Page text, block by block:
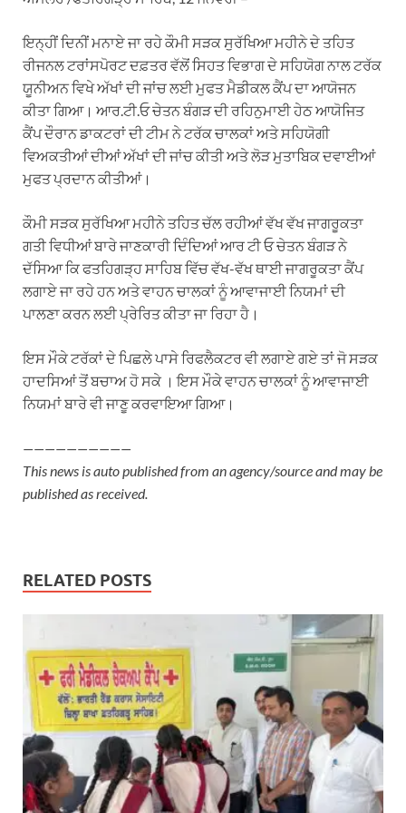
ਇਨ੍ਹੀਂ ਦਿਨੀਂ ਮਨਾਏ ਜਾ ਰਹੇ ਕੌਮੀ ਸੜਕ ਸੁਰੱਖਿਆ ਮਹੀਨੇ ਦੇ ਤਹਿਤ
ਰੀਜਨਲ ਟਰਾਂਸਪੋਰਟ ਦਫ਼ਤਰ ਵੱਲੋਂ ਸਿਹਤ ਵਿਭਾਗ ਦੇ ਸਹਿਯੋਗ ਨਾਲ ਟਰੱਕ
ਯੂਨੀਅਨ ਵਿਖੇ ਅੱਖਾਂ ਦੀ ਜਾਂਚ ਲਈ ਮੁਫਤ ਮੈਡੀਕਲ ਕੈਂਪ ਦਾ ਆਯੋਜਨ
ਕੀਤਾ ਗਿਆ। ਆਰ.ਟੀ.ਓ ਚੇਤਨ ਬੰਗੜ ਦੀ ਰਹਿਨੁਮਾਈ ਹੇਠ ਆਯੋਜਿਤ
ਕੈਂਪ ਦੌਰਾਨ ਡਾਕਟਰਾਂ ਦੀ ਟੀਮ ਨੇ ਟਰੱਕ ਚਾਲਕਾਂ ਅਤੇ ਸਹਿਯੋਗੀ
ਵਿਅਕਤੀਆਂ ਦੀਆਂ ਅੱਖਾਂ ਦੀ ਜਾਂਚ ਕੀਤੀ ਅਤੇ ਲੋੜ ਮੁਤਾਬਿਕ ਦਵਾਈਆਂ
ਮੁਫਤ ਪ੍ਰਦਾਨ ਕੀਤੀਆਂ।
ਕੌਮੀ ਸੜਕ ਸੁਰੱਖਿਆ ਮਹੀਨੇ ਤਹਿਤ ਚੱਲ ਰਹੀਆਂ ਵੱਖ ਵੱਖ ਜਾਗਰੂਕਤਾ
ਗਤੀ ਵਿਧੀਆਂ ਬਾਰੇ ਜਾਣਕਾਰੀ ਦਿੰਦਿਆਂ ਆਰ ਟੀ ਓ ਚੇਤਨ ਬੰਗੜ ਨੇ
ਦੱਸਿਆ ਕਿ ਫਤਹਿਗੜ੍ਹ ਸਾਹਿਬ ਵਿੱਚ ਵੱਖ-ਵੱਖ ਥਾਈ ਜਾਗਰੂਕਤਾ ਕੈਂਪ
ਲਗਾਏ ਜਾ ਰਹੇ ਹਨ ਅਤੇ ਵਾਹਨ ਚਾਲਕਾਂ ਨੂੰ ਆਵਾਜਾਈ ਨਿਯਮਾਂ ਦੀ
ਪਾਲਣਾ ਕਰਨ ਲਈ ਪ੍ਰੇਰਿਤ ਕੀਤਾ ਜਾ ਰਿਹਾ ਹੈ।
ਇਸ ਮੌਕੇ ਟਰੱਕਾਂ ਦੇ ਪਿਛਲੇ ਪਾਸੇ ਰਿਫਲੈਕਟਰ ਵੀ ਲਗਾਏ ਗਏ ਤਾਂ ਜੋ ਸੜਕ
ਹਾਦਸਿਆਂ ਤੋਂ ਬਚਾਅ ਹੋ ਸਕੇ । ਇਸ ਮੌਕੇ ਵਾਹਨ ਚਾਲਕਾਂ ਨੂੰ ਆਵਾਜਾਈ
ਨਿਯਮਾਂ ਬਾਰੇ ਵੀ ਜਾਣੂ ਕਰਵਾਇਆ ਗਿਆ।
——————————
This news is auto published from an agency/source and may be
published as received.
RELATED POSTS